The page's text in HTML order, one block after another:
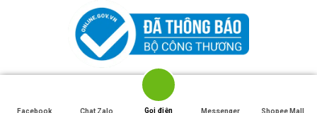
```html
Facebook Chat Zalo Gọi điện Messenger Shopee Mall
```